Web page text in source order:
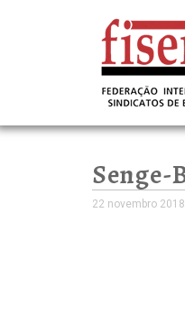
Senge-
22 novembro 2018